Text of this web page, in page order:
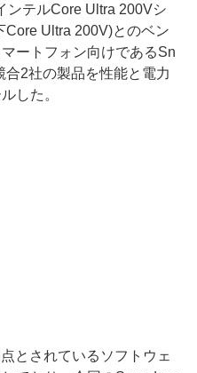
ンテルCore Ultra 200Vシ
Core Ultra 200V)とのベン
ートフォン向けであるSn
2社の製品を性能と電力
した。
とされているソフトウェ